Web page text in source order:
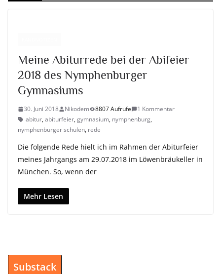
Meine Abiturrede bei der Abifeier
2018 des Nymphenburger
Gymnasiums
30. Juni 2018 Nikodem 8807 Aufrufe
1 Kommentar
abitur,abiturfeier,gymnasium, nymphenburg,
nymphenburger schulen, rede
Die folgende Rede hielt ich im Rahmen der Abiturfeier
meines Jahrgangs am 29.07.2018 im Löwenbräukeller in
München. So, wenn der
Mehr Lesen
Substack